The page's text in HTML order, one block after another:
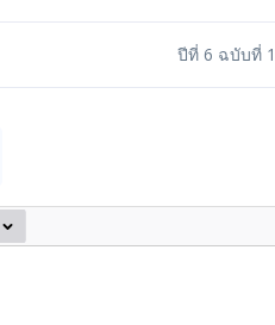
ปีที่ 6 ฉบับที่